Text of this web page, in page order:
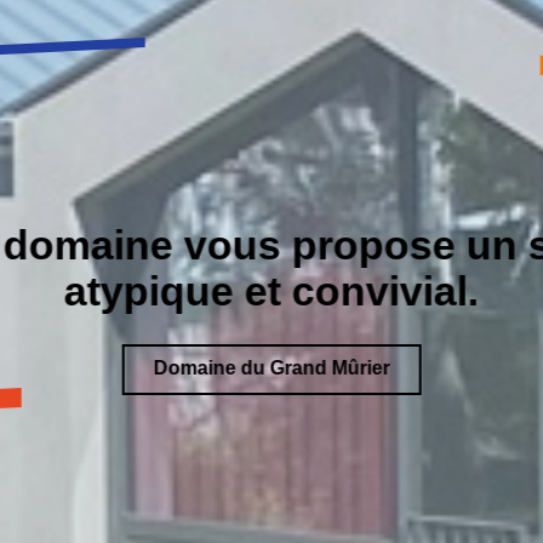
vous propose un
atypique et convivial.
Domaine du Grand Mûrier